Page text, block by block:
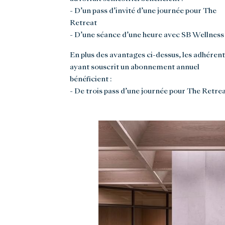
- D’un pass d’invité d’une journée pour The
Retreat
- D’une séance d’une heure avec SB Wellness
En plus des avantages ci-dessus, les
ayant souscrit un abonnement annuel
bénéficient :
- De trois pass d’une journée pour The